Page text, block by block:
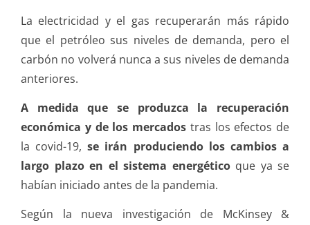
La electricidad y el gas recuperarán más rápido
que el petróleo sus niveles de demanda, pero el
carbón no volverá nunca a sus niveles de demanda
anteriores.
A medida que se produzca la recuperación
económica y de los mercados tras los efectos de
la covid-19,se irán produciendo los cambios a
largo plazo en el sistema energéticoque ya se
habían iniciado antes de la pandemia.
Según la nueva investigación de McKinsey &